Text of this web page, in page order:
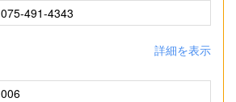
075-491-4343
詳細を表示
006